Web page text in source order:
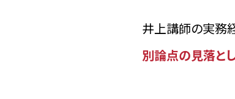
井上講師の実務
別論点の見落と